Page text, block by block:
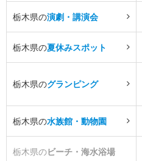
栃木県の演劇・講演会
栃木県の夏休みスポット
栃木県のグランピング
栃木県の水族館・動物園
栃木県のビーチ・海水浴場